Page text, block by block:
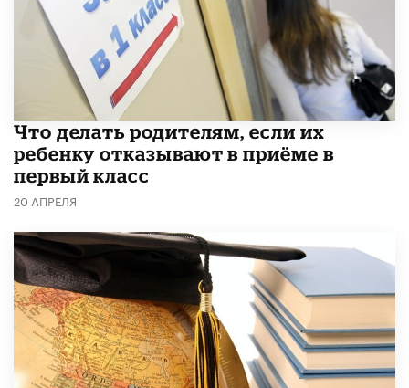
Что делать родителям, если их
ребенку отказывают в приёме в
первый класс
20 АПРЕЛЯ